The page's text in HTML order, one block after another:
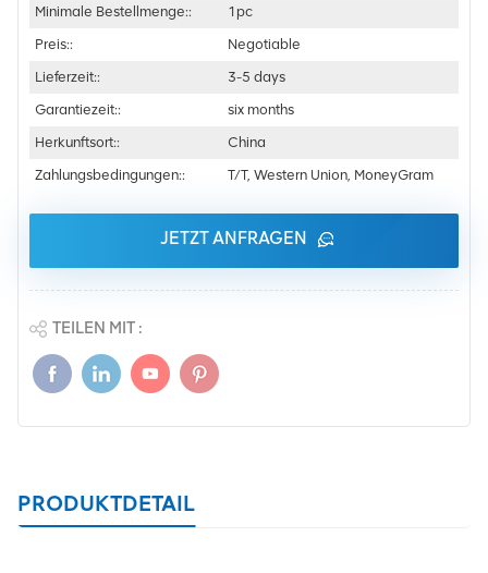
Minimale Bestellmenge::
1pc
Preis::
Negotiable
Lieferzeit::
3-5 days
Garantiezeit::
six months
Herkunftsort::
China
Zahlungsbedingungen::
T/T, Western Union, MoneyGram
JETZT ANFRAGEN
TEILEN MIT :
PRODUKTDETAIL